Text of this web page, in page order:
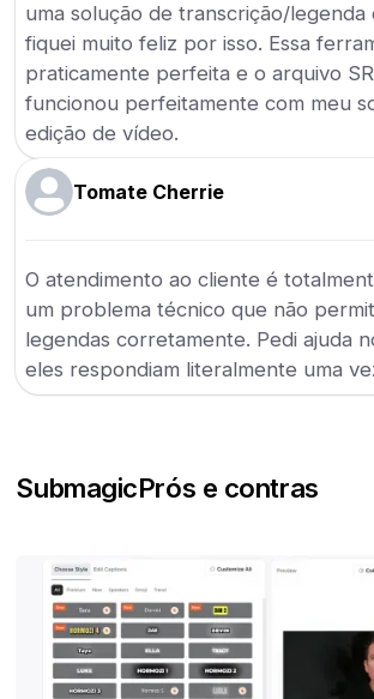
uma solução de transcrição/legenda
fiquei muito feliz por isso. Essa
praticamente perfeita e o arquivo
funcionou perfeitamente com meu
edição de vídeo.
Tomate Cherrie
O atendimento ao cliente é
um problema técnico que não
legendas corretamente. Pedi ajuda
eles respondiam literalmente uma
SubmagicPrós e contras